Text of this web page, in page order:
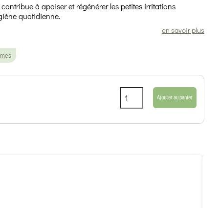
à apaiser et régénérer les petites irritations
quotidienne.
en savoir plus
Ajouter au panier